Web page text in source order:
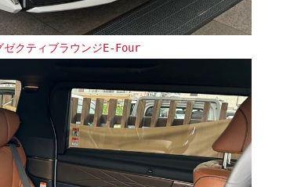
クティブラウンジE-Four